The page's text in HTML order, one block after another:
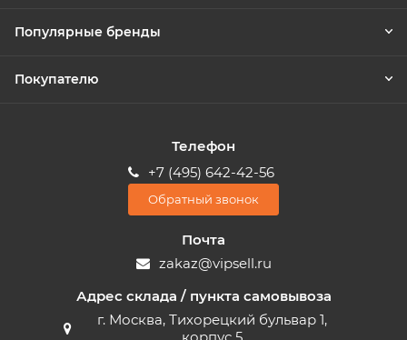
Популярные бренды
Покупателю
Телефон
+7 (495) 642-42-56
Обратный звонок
Почта
zakaz@vipsell.ru
Адрес склада / пункта самовывоза
г. Москва, Тихорецкий бульвар 1,